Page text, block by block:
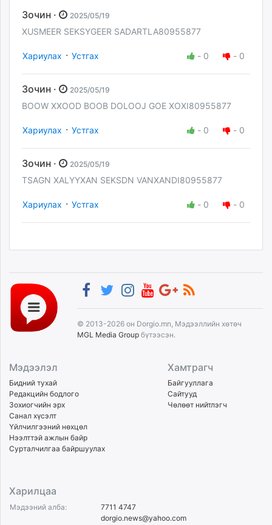
Зочин · 2025/05/19
XUSMEER SEKSYGEER SADARTLA80955877
Хариулах · Устгах - 0 - 0
Зочин · 2025/05/19
BOOW XXOOD BOOB DOLOOJ GOE XOXI80955877
Хариулах · Устгах - 0 - 0
Зочин · 2025/05/19
TSAGN XALYYXAN SEKSDN VANXANDI80955877
Хариулах · Устгах - 0 - 0
© 2013-2026 он Dorgio.mn, Мэдээллийн хөтөч
MGL Media Group бүтээсэн.
Мэдээлэл
Бидний тухай
Редакцийн бодлого
Зохиогчийн эрх
Санал хүсэлт
Үйлчилгээний нөхцөл
Нээлттэй ажлын байр
Сурталчилгаа байршуулах
Хамтрагч
Байгууллага
Сайтууд
Чөлөөт нийтлэгч
Харилцаа
Мэдээний алба:
7711 4747
dorgio.news@yahoo.com